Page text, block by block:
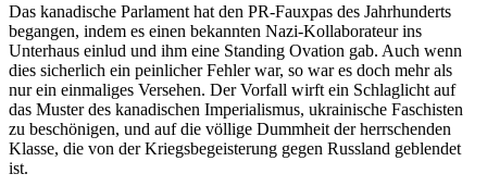
Das kanadische Parlament hat den PR-Fauxpas des Jahrhunderts
begangen, indem es einen bekannten Nazi-Kollaborateur ins
Unterhaus einlud und ihm eine Standing Ovation gab. Auch wenn
dies sicherlich ein peinlicher Fehler war, so war es doch mehr als
nur ein einmaliges Versehen. Der Vorfall wirft ein Schlaglicht auf
das Muster des kanadischen Imperialismus, ukrainische Faschisten
zu beschönigen, und auf die völlige Dummheit der herrschenden
Klasse, die von der Kriegsbegeisterung gegen Russland geblendet
ist.